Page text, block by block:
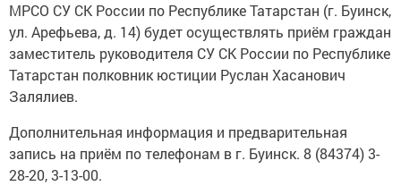
МРСО СУ СК России по Республике Татарстан (г. Буинск,
ул. Арефьева, д. 14) будет осуществлять приём граждан
заместитель руководителя СУ СК России по Республике
Татарстан полковник юстиции Руслан Хасанович
Залялиев.
Дополнительная информация и предварительная
запись на приём по телефонам в г. Буинск. 8 (84374) 3-
28-20, 3-13-00.